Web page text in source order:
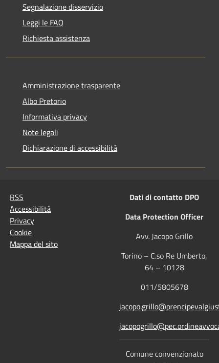
Segnalazione disservizio
Leggi le FAQ
Richiesta assistenza
Amministrazione trasparente
Albo Pretorio
Informativa privacy
Note legali
Dichiarazione di accessibilità
RSS
Accessibilità
Privacy
Cookie
Mappa del sito
Dati di contatto DPO
Data Protection Officer
Avv. Jacopo Grillo
Torino – C.so Re Umberto,
64 – 10128
011/5805678
Comune convenzionato